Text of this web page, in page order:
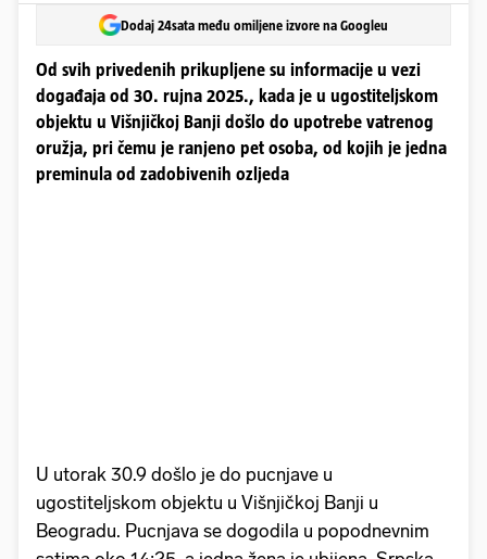
Dodaj 24sata među omiljene izvore na Googleu
Od svih privedenih prikupljene su informacije u vezi
događaja od 30. rujna 2025., kada je u ugostiteljskom
objektu u Višnjičkoj Banji došlo do upotrebe vatrenog
oružja, pri čemu je ranjeno pet osoba, od kojih je jedna
preminula od zadobivenih ozljeda
U utorak 30.9 došlo je do pucnjave u
ugostiteljskom objektu u Višnjičkoj Banji u
Beogradu. Pucnjava se dogodila u popodnevnim